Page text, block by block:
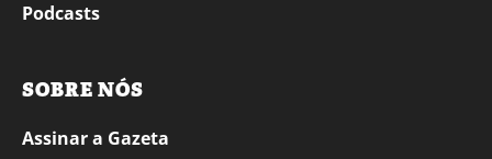
Podcasts
SOBRE NÓS
Assinar a Gazeta